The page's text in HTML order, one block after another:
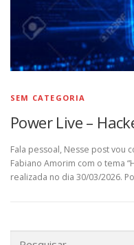
SOBRE CONTATO
SEM CATEGORIA
Power Live –
Fala pessoal, Nesse post vou
Fabiano Amorim com o tema
realizada no dia 30/03/2026.